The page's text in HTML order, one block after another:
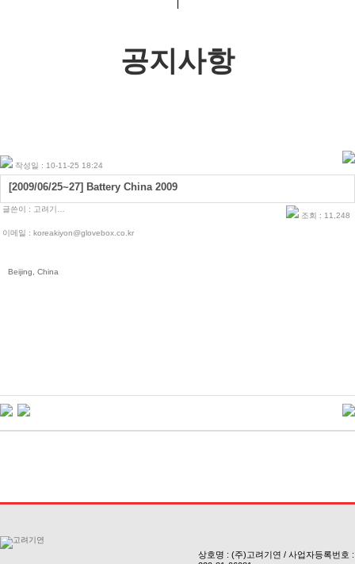
공지사항
작성일 : 10-11-25 18:24
[2009/06/25~27] Battery China 2009
글쓴이 : 고려기…
조회 : 11,248
이메일 : koreakiyon@glovebox.co.kr
Beijing, China
상호명 : (주)고려기연 / 사업자등록번호 :